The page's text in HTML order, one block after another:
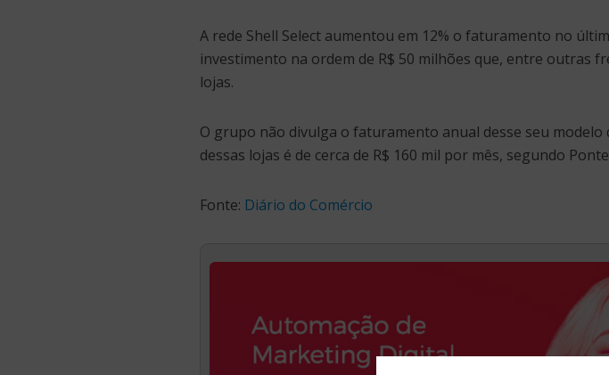
A rede Shell Select aumentou em 12% o faturamento no
investimento na ordem de R$ 50 milhões que, entre outras
lojas.
O grupo não divulga o faturamento anual desse seu modelo
dessas lojas é de cerca de R$ 160 mil por mês, segundo
Fonte: Diário do Comércio